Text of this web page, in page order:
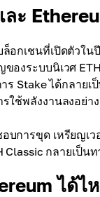
ะ
อกเชนที่เปิดตัวใน
องระบบนิเวศ
ร Stake ได้กลาย
ใช้พลังงานลงอย่
บการขุด เหรียญเ
Classic กลายเป็
ได้ไ